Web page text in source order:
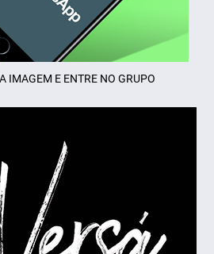
IMAGEM E ENTRE NO GRUPO